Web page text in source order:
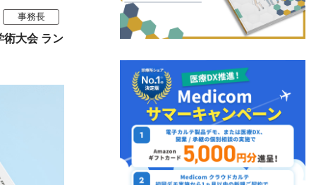
事務長
術大会 ラン